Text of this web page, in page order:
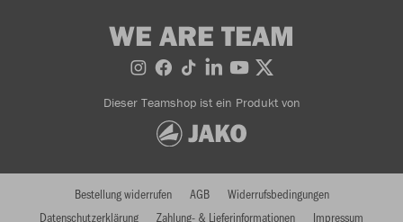
WE ARE TEAM
Dieser Teamshop ist ein Produkt von
Bestellung widerrufen AGB
Widerrufsbedingungen
Datenschutzerklärung
Zahlung- & Lieferinformationen Impressum